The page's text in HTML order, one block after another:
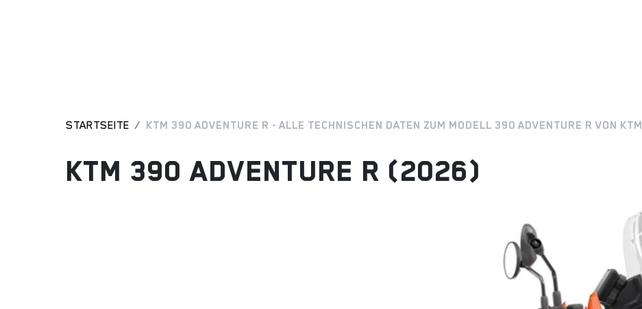
STARTSEITE KTM 390 ADVENTURE R - ALLE TECHNISCHEN DATEN ZUM MODELL 390 ADVENTURE R VON KTM
KTM 390 ADVENTURE R (2026)